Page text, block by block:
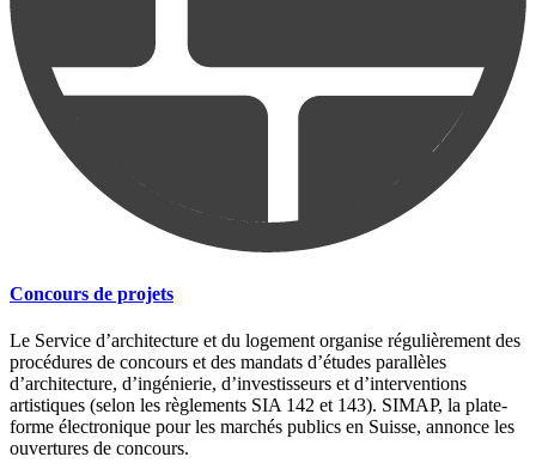
Concours de projets
Le Service d’architecture et du logement organise régulièrement des
procédures de concours et des mandats d’études parallèles
d’architecture, d’ingénierie, d’investisseurs et d’interventions
artistiques (selon les règlements SIA 142 et 143). SIMAP, la plate-
forme électronique pour les marchés publics en Suisse, annonce les
ouvertures de concours.